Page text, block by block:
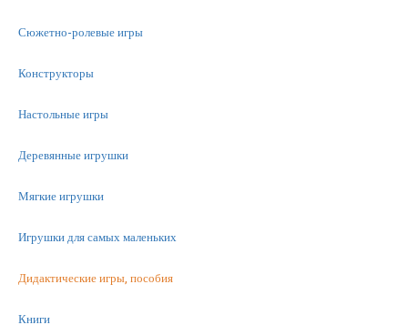
Сюжетно-ролевые игры
Конструкторы
Настольные игры
Деревянные игрушки
Мягкие игрушки
Игрушки для самых маленьких
Дидактические игры, пособия
Книги